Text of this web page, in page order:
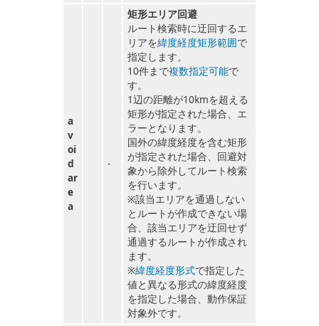
a
v
oi
d
ar
e
a
-
矩形エリア回避
ルート検索時に迂回するエ
リアを緯度経度矩形範囲で
指定します。
10件まで複数指定可能で
す。
1辺の距離が10kmを超える
矩形が指定された場合、エ
ラーとなります。
国外の緯度経度を含む矩形
が指定された場合、回避対
象から除外してルート検索
を行います。
※該当エリアを通過しない
とルートが作成できない場
合、該当エリアを迂回せず
通過するルートが作成され
ます。
※緯度経度形式で指定した
値と異なる形式の緯度経度
を指定した場合、動作保証
対象外です。